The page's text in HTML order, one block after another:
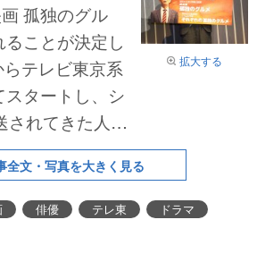
拡大する
孤独のグル
ことが決定し
テレビ東京系
タートし、シ
されてきた人気
劇場版に進出。
脚本・主演のす
発表された。
全文・写真を大きく見る
俳優 テレ東
ドラマ